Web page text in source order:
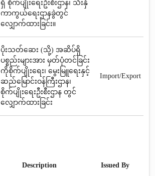
ရှိ စိုက်ပျိုးရေးဦးစီးဌာန၊ သီးနှံ
ကာကွယ်ရေးဌာနခွဲတွင်
လျှောက်ထားခြင်း။
ပိုးသတ်ဆေး (သို့) အဆိပ်ရှိ
ပစ္စည်းများအား မှတ်ပုံတင်ခြင်း
ကိုစိုက်ပျိုးရေး၊ မွေးမြူရေးနှင့်
ဆည်မြောင်းဝန်ကြီးဌာန၊
စိုက်ပျိုးရေးဦးစီးဌာန တွင်
လျှောက်ထားခြင်း
Import/Export
Description Issued By